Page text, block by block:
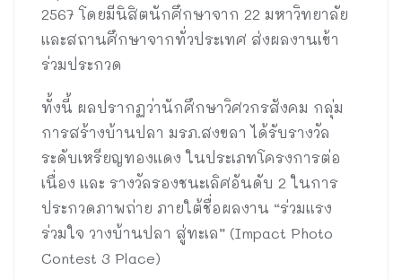
2567 โดยมีนิสิตนักศึกษาจาก 22 มหาวิทยาลัย
และสถานศึกษาจากทั่วประเทศ ส่งผลงานเข้า
ร่วมประกวด
ทั้งนี้ ผลปรากฏว่านักศึกษาวิศวกรสังคม กลุ่ม
การสร้างบ้านปลา มรภ.สงขลา ได้รับรางวัล
ระดับเหรียญทองแดง ในประเภทโครงการต่อ
เนื่อง และ รางวัลรองชนะเลิศอันดับ 2 ในการ
ประกวดภาพถ่าย ภายใต้ชื่อผลงาน “ร่วมแรง
ร่วมใจ วางบ้านปลา สู่ทะเล” (Impact Photo
Contest 3 Place)